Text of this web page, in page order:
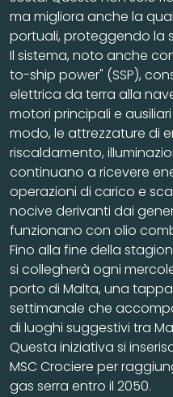
ma migliora anche la
portuali, proteggendo la
Il sistema, noto anche
to-ship power" (SSP),
elettrica da terra alla
motori principali e
modo, le attrezzature di
riscaldamento,
continuano a ricevere
operazioni di carico e
nocive derivanti dai
funzionano con olio
Fino alla fine della
si collegherà ogni
porto di Malta, una
settimanale che
di luoghi suggestivi tra
Questa iniziativa si
MSC Crociere per
gas serra entro il 2050.